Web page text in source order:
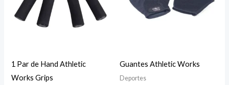
1 Par de Hand Athletic
Works Grips
Guantes Athletic Works
Deportes